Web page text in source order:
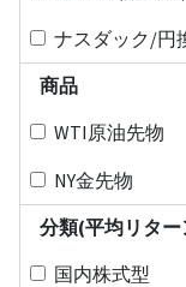
ナスダック/円
商品
WTI原油先物
NY金先物
分類(平均リタ
国内株式型